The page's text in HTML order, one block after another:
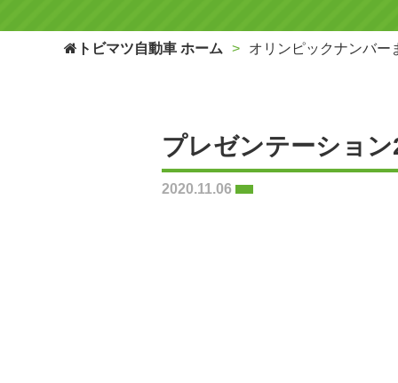
トビマツ自動車 ホーム オリンピックナンバー
プレゼンテーション
2020.11.06